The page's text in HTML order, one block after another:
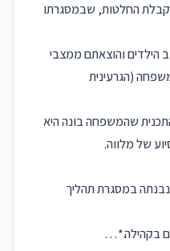
קבלת החלטות, שבמסגרתו
והוצאתם ממצבי
(הגרעינית
שהמשפחה בונה היא
של מלווה.
במסגרת תהליך
בקהילה.*…